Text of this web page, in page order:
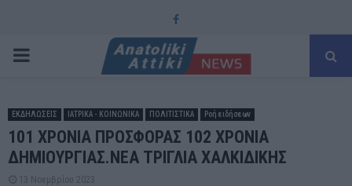
Facebook
PRIMARY
ΕΚΔΗΛΩΣΕΙΣ ΙΑΤΡΙΚΑ - ΚΟΙΝΩΝΙΚΑ ΠΟΛΙΤΙΣΤΙΚΑ Ροή ειδήσεων
101 ΧΡΟΝΙΑ ΠΡΟΣΦΟΡΑΣ 102 ΧΡΟΝΙΑ
ΔΗΜΙΟΥΡΓΙΑΣ.ΝΕΑ ΤΡΙΓΛΙΑ ΧΑΛΚΙΔΙΚΗΣ
13 Νοεμβρίου 2023